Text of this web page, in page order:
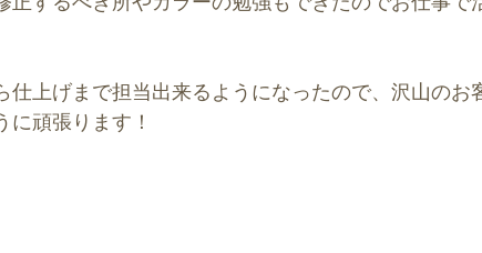
仕上げまで担当出来るようになったので、沢山のお
に頑張ります！